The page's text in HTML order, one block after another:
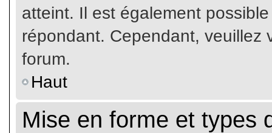
atteint. Il est également
répondant. Cependant, veuillez
forum.
Haut
Mise en forme et types